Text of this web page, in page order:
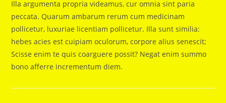
Illa argumenta propria videamus, cur omnia sint paria
peccata. Quarum ambarum rerum cum medicinam
pollicetur, luxuriae licentiam pollicetur. Illa sunt similia:
hebes acies est cuipiam oculorum, corpore alius senescit;
Scisse enim te quis coarguere possit? Negat enim summo
bono afferre incrementum diem.